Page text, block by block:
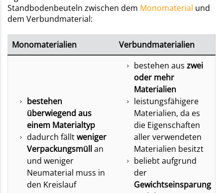
Standbodenbeuteln zwischen dem Monomaterial und
dem Verbundmaterial:
Monomaterialien Verbundmaterialien
bestehen
überwiegend aus
einem Materialtyp
dadurch fälltweniger
Verpackungsmüllan
und weniger
Neumaterial muss in
den Kreislauf
bestehen aus zwei
oder mehr
Materialien
leistungsfähigere
Materialien, da es
die Eigenschaften
aller verwendeten
Materialien besitzt
beliebt aufgrund
der
Gewichtseinsparung